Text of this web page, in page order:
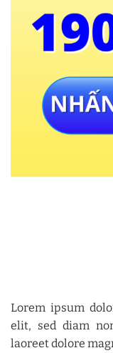
Lorem ipsum
elit, sed diam
laoreet dolore